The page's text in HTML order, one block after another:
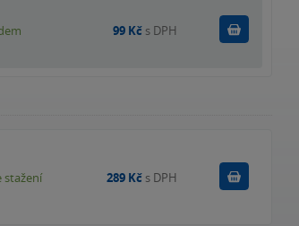
99 Kč s DPH
stažení 289 Kč s DPH Koupit